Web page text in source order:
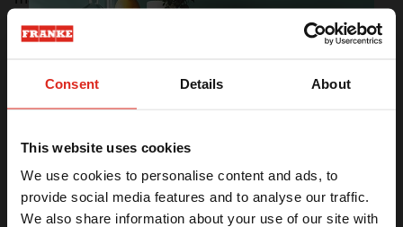
Consent Details About
This website uses cookies
We use cookies to personalise content and ads, to
provide social media features and to analyse our traffic.
We also share information about your use of our site with
água fervente e altas temperaturas. Uma fórmula de
beleza real e duradoura que você pode apreciar em
coleção também incluiMisturadores, Dosadores de
sabãonos mesmos acabamentos metálicos.